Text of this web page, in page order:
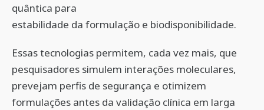
quântica para
estabilidade da formulação e biodisponibilidade.
Essas tecnologias permitem, cada vez mais, que
pesquisadores simulem interações moleculares,
prevejam perfis de segurança e otimizem
formulações antes da validação clínica em larga